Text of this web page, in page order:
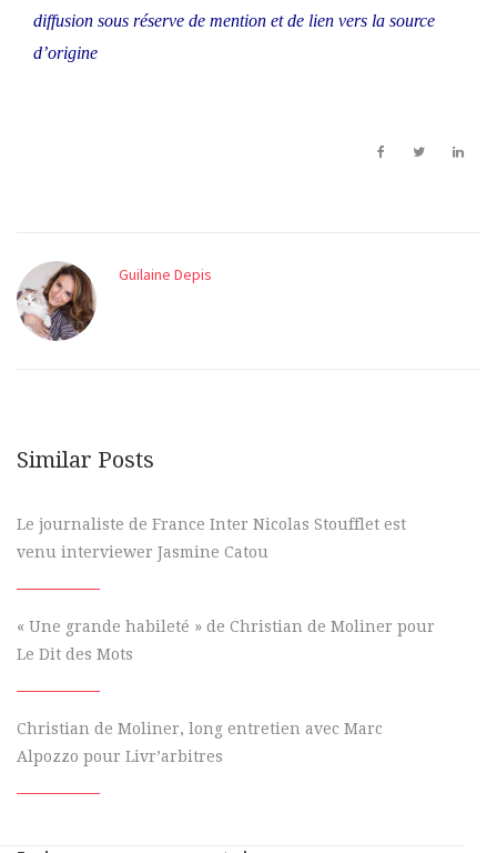
diffusion sous réserve de mention et de lien vers la source
d’origine
Guilaine Depis
Similar Posts
Le journaliste de France Inter Nicolas Stoufflet est
venu interviewer Jasmine Catou
« Une grande habileté » de Christian de Moliner pour
Le Dit des Mots
Christian de Moliner, long entretien avec Marc
Alpozzo pour Livr’arbitres